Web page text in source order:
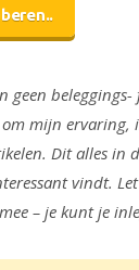
geen
mijn ervaring,
Dit alles in
vindt.
– je kunt je